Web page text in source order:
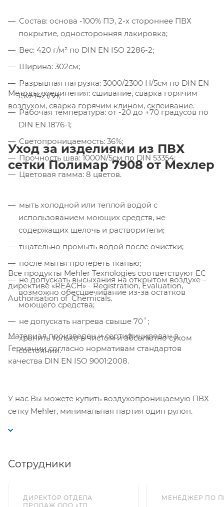
Состав: основа -100% ПЭ, 2-х стороннее ПВХ
покрытие, односторонняя лакировка;
Вес: 420 г/м² по DIN EN ISO 2286-2;
Ширина: 302см;
Разрывная нагрузка: 3000/2300 Н/5см по DIN EN
ISO 1421/V1;
Рабочая температура: от -20 до +70 градусов по
DIN EN 1876-1;
Светопроницаемость: 36%;
Прочность шва: 1000N/5см по DIN 53354;
Цветовая гамма: 8 цветов.
Методы соединения: сшивание, сварка горячим
воздухом, сварка горячим клином, склеивание.
Уход за изделиями из ПВХ
сетки Полимар 7908 от Мехлер
мыть холодной или теплой водой с
использованием моющих средств, не
содержащих щелочь и растворители;
тщательно промыть водой после очистки;
после мытья протереть тканью;
не допускать высыхания на открытом воздухе –
возможно обесцвечивание из-за остатков
моющего средства;
не допускать нагрева свыше 70˚;
хранить только в чистом и абсолютно сухом
состоянии.
Все продукты Mehler Texnologies соответствуют ЕС
директиве «REACH» - Registration, Evaluation,
Authorisation of Chemicals.
Материал произведен и сертифицирован в
Германии согласно нормативам стандартов
качества DIN EN ISO 9001:2008.
У нас Вы можете купить воздухопроницаемую ПВХ
сетку Mehler, минимальная партия один рулон.
Сотрудники
ДИРЕКТОР ОТДЕЛА
ПРОДАЖ ООО «ТД
МЕНЕДЖЕР ПО
Текстиль» использует cookie-файлы и
обрабатывает персональные данные с
использованием Яндекс Метрики. Это
улучшает работу сайта и
взаимодействие с ним. Подробнее - в
Политике. Подтвердите ваше согласие,
нажав кнопку "Принять".